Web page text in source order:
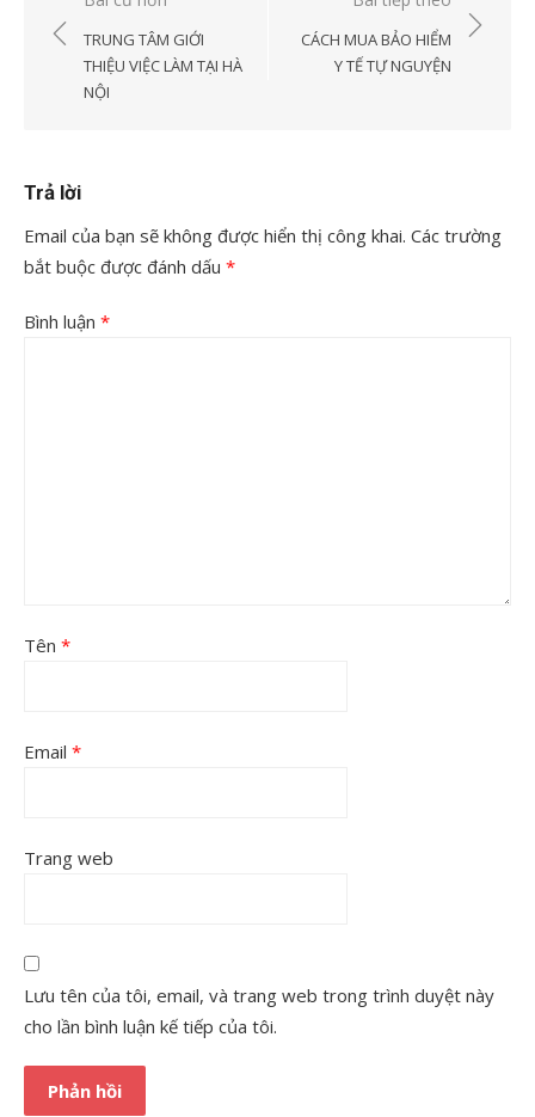
hướng
viết
TRUNG TÂM GIỚI
THIỆU VIỆC LÀM TẠI HÀ
NỘI
CÁCH MUA BẢO HIỂM
Y TẾ TỰ NGUYỆN
Trả lời
Email của bạn sẽ không được hiển thị công khai. Các trường
bắt buộc được đánh dấu *
Bình luận *
Tên *
Email *
Trang web
Lưu tên của tôi, email, và trang web trong trình duyệt này
cho lần bình luận kế tiếp của tôi.